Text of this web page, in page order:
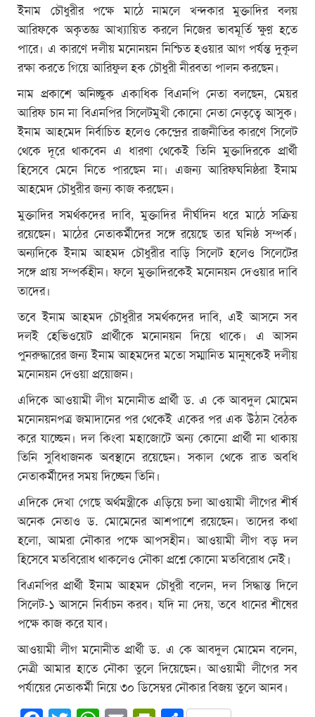
ইনাম চৌধুরীর পক্ষে মাঠে নামলে খন্দকার মুক্তাদির বলয়
আরিফকে অকৃতজ্ঞ আখ্যায়িত করলে নিজের ভাবমূর্তি ক্ষুণ্ন হতে
পারে। এ কারণে দলীয় মনোনয়ন নিশ্চিত হওয়ার আগ পর্যন্ত দুকূল
রক্ষা করতে গিয়ে আরিফুল হক চৌধুরী নীরবতা পালন করছেন।
নাম প্রকাশে অনিচ্ছুক একাধিক বিএনপি নেতা বলছেন, মেয়র
আরিফ চান না বিএনপির সিলেটমুখী কোনো নেতা নেতৃত্বে আসুক।
ইনাম আহমেদ নির্বাচিত হলেও কেন্দ্রের রাজনীতির কারণে সিলেট
থেকে দূরে থাকবেন এ ধারণা থেকেই তিনি মুক্তাদিরকে প্রার্থী
হিসেবে মেনে নিতে পারছেন না। এজন্য আরিফঘনিষ্ঠরা ইনাম
আহমেদ চৌধুরীর জন্য কাজ করছেন।
মুক্তাদির সমর্থকদের দাবি, মুক্তাদির দীর্ঘদিন ধরে মাঠে সক্রিয়
রয়েছেন। মাঠের নেতাকর্মীদের সঙ্গে রয়েছে তার ঘনিষ্ঠ সম্পর্ক।
অন্যদিকে ইনাম আহমদ চৌধুরীর বাড়ি সিলেট হলেও সিলেটের
সঙ্গে প্রায় সম্পর্কহীন। ফলে মুক্তাদিরকেই মনোনয়ন দেওয়ার দাবি
তাদের।
তবে ইনাম আহমদ চৌধুরীর সমর্থকদের দাবি, এই আসনে সব
দলই হেভিওয়েট প্রার্থীকে মনোনয়ন দিয়ে থাকে। এ আসন
পুনরুদ্ধারের জন্য ইনাম আহমদের মতো সম্মানিত মানুষকেই দলীয়
মনোনয়ন দেওয়া প্রয়োজন।
এদিকে আওয়ামী লীগ মনোনীত প্রার্থী ড. এ কে আবদুল মোমেন
মনোনয়নপত্র জমাদানের পর থেকেই একের পর এক উঠান বৈঠক
করে যাচ্ছেন। দল কিংবা মহাজোটে অন্য কোনো প্রার্থী না থাকায়
তিনি সুবিধাজনক অবস্থানে রয়েছেন। সকাল থেকে রাত অবধি
নেতাকর্মীদের সময় দিচ্ছেন তিনি।
এদিকে দেখা গেছে অর্থমন্ত্রীকে এড়িয়ে চলা আওয়ামী লীগের শীর্ষ
অনেক নেতাও ড. মোমেনের আশপাশে রয়েছেন। তাদের কথা
হলো, আমরা নৌকার পক্ষে আপসহীন। আওয়ামী লীগ বড় দল
হিসেবে মতবিরোধ থাকলেও নৌকা প্রশ্নে কোনো মতবিরোধ নেই।
বিএনপির প্রার্থী ইনাম আহমদ চৌধুরী বলেন, দল সিদ্ধান্ত দিলে
সিলেট-১ আসনে নির্বাচন করব। যদি না দেয়, তবে ধানের শীষের
পক্ষে কাজ করে যাব।
আওয়ামী লীগ মনোনীত প্রার্থী ড. এ কে আবদুল মোমেন বলেন,
নেত্রী আমার হাতে নৌকা তুলে দিয়েছেন। আওয়ামী লীগের সব
পর্যায়ের নেতাকর্মী নিয়ে ৩০ ডিসেম্বর নৌকার বিজয় তুলে আনব।